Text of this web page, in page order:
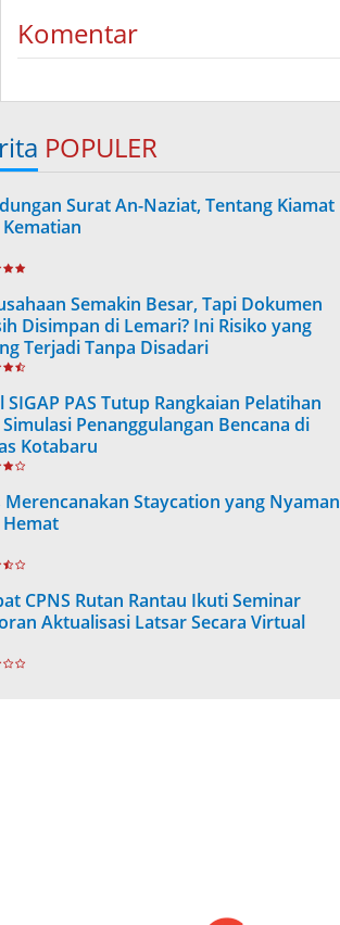
Komentar
POPULER
Surat An-Naziat, Tentang Kiamat
Semakin Besar, Tapi Dokumen
Disimpan di Lemari? Ini Risiko yang
Terjadi Tanpa Disadari
SIGAP PAS Tutup Rangkaian Pelatihan
Penanggulangan Bencana di
Kotabaru
Merencanakan Staycation yang Nyaman
CPNS Rutan Rantau Ikuti Seminar
Aktualisasi Latsar Secara Virtual